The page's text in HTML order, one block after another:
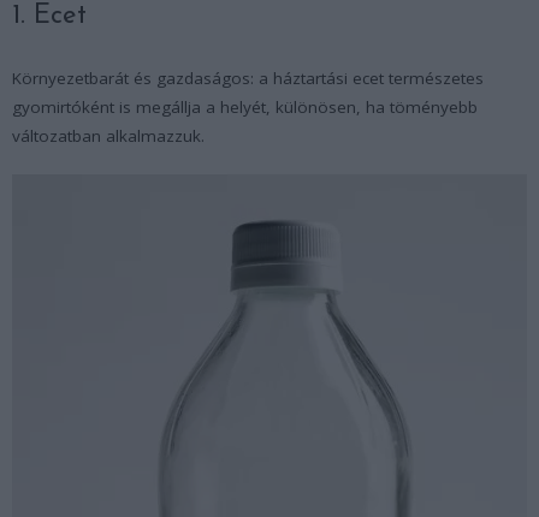
1. Ecet
Környezetbarát és gazdaságos: a háztartási ecet természetes
gyomirtóként is megállja a helyét, különösen, ha töményebb
változatban alkalmazzuk.